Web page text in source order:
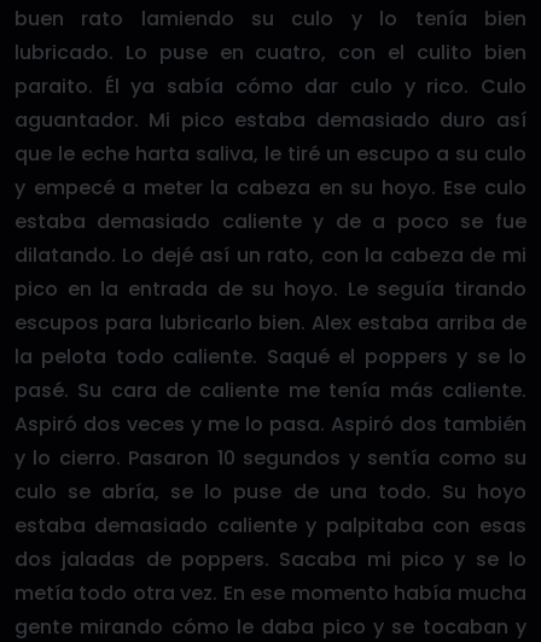
buen rato lamiendo su culo y lo tenía bien
lubricado. Lo puse en cuatro, con el culito bien
paraito. Él ya sabía cómo dar culo y rico. Culo
aguantador. Mi pico estaba demasiado duro así
que le eche harta saliva, le tiré un escupo a su culo
y empecé a meter la cabeza en su hoyo. Ese culo
estaba demasiado caliente y de a poco se fue
dilatando. Lo dejé así un rato, con la cabeza de mi
pico en la entrada de su hoyo. Le seguía tirando
escupos para lubricarlo bien. Alex estaba arriba de
la pelota todo caliente. Saqué el poppers y se lo
pasé. Su cara de caliente me tenía más caliente.
Aspiró dos veces y me lo pasa. Aspiró dos también
y lo cierro. Pasaron 10 segundos y sentía como su
culo se abría, se lo puse de una todo. Su hoyo
estaba demasiado caliente y palpitaba con esas
dos jaladas de poppers. Sacaba mi pico y se lo
metía todo otra vez. En ese momento había mucha
gente mirando cómo le daba pico y se tocaban y